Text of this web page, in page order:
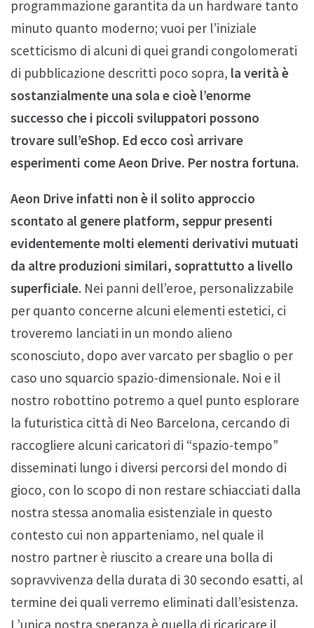
programmazione garantita da un hardware tanto
minuto quanto moderno; vuoi per l’iniziale
scetticismo di alcuni di quei grandi congolomerati
di pubblicazione descritti poco sopra, la verità è
sostanzialmente una sola e cioè l’enorme
successo che i piccoli sviluppatori possono
trovare sull’eShop. Ed ecco così arrivare
esperimenti come Aeon Drive. Per nostra fortuna.
Aeon Drive infatti non è il solito approccio
scontato al genere platform, seppur presenti
evidentemente molti elementi derivativi mutuati
da altre produzioni similari, soprattutto a livello
superficiale. Nei panni dell’eroe, personalizzabile
per quanto concerne alcuni elementi estetici, ci
troveremo lanciati in un mondo alieno
sconosciuto, dopo aver varcato per sbaglio o per
caso uno squarcio spazio-dimensionale. Noi e il
nostro robottino potremo a quel punto esplorare
la futuristica città di Neo Barcelona, cercando di
raccogliere alcuni caricatori di “spazio-tempo”
disseminati lungo i diversi percorsi del mondo di
gioco, con lo scopo di non restare schiacciati dalla
nostra stessa anomalia esistenziale in questo
contesto cui non apparteniamo, nel quale il
nostro partner è riuscito a creare una bolla di
sopravvivenza della durata di 30 secondo esatti, al
termine dei quali verremo eliminati dall’esistenza.
L’unica nostra speranza è quella di ricaricare il